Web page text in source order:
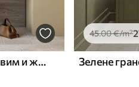
Апстрактни листови у сивим и жутим тоновима
45.00€/m²